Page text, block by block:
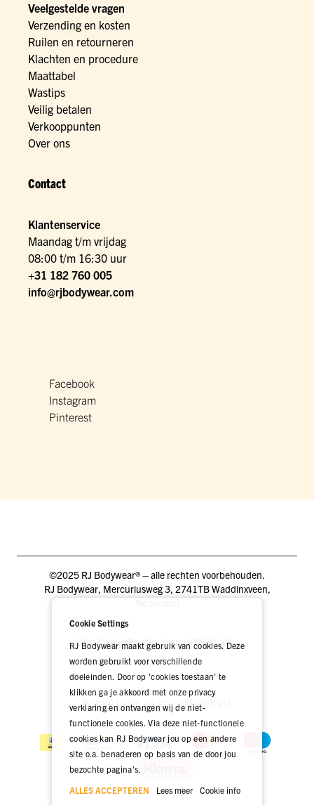
Veelgestelde vragen
Verzending en kosten
Ruilen en retourneren
Klachten en procedure
Maattabel
Wastips
Veilig betalen
Verkooppunten
Over ons
Contact
Klantenservice
Maandag t/m vrijdag
08:00 t/m 16:30 uur
+31 182 760 005
info@rjbodywear.com
Facebook
Instagram
Pinterest
©2025 RJ Bodywear® – alle rechten voorbehouden.
RJ Bodywear, Mercuriusweg 3, 2741TB Waddinxveen,
BlogZakelijkPers VacaturesDEALER LOGIN
Betaal veilig én gemakkelijk via
Cookie Settings
RJ Bodywear maakt gebruik van cookies. Deze
worden gebruikt voor verschillende
doeleinden. Door op 'cookies toestaan' te
klikken ga je akkoord met onze privacy
verklaring en ontvangen wij de niet-
functionele cookies. Via deze niet-functionele
cookies kan RJ Bodywear jou op een andere
site o.a. benaderen op basis van de door jou
bezochte pagina's.
ALLES ACCEPTEREN
Lees meer Cookie info